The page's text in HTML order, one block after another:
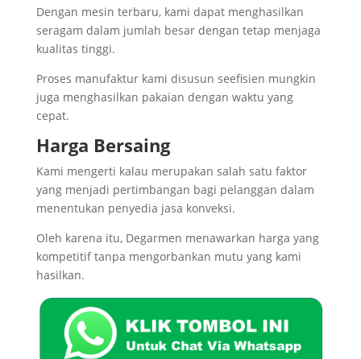
Dengan mesin terbaru, kami dapat menghasilkan
seragam dalam jumlah besar dengan tetap menjaga
kualitas tinggi.
Proses manufaktur kami disusun seefisien mungkin
juga menghasilkan pakaian dengan waktu yang
cepat.
Harga Bersaing
Kami mengerti kalau merupakan salah satu faktor
yang menjadi pertimbangan bagi pelanggan dalam
menentukan penyedia jasa konveksi.
Oleh karena itu, Degarmen menawarkan harga yang
kompetitif tanpa mengorbankan mutu yang kami
hasilkan.